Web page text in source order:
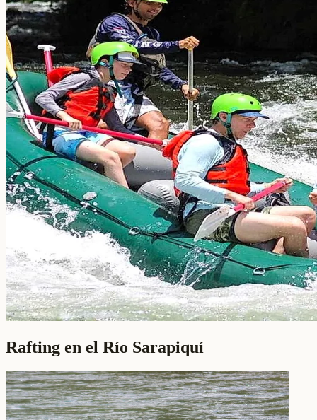
Rafting en el Río Sarapiquí